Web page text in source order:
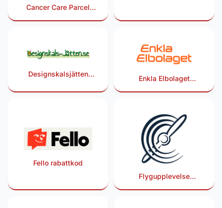
Cancer Care Parcel
Designskalsjätten
Enkla Elbolaget
Fello rabattkod
Flygupplevelse